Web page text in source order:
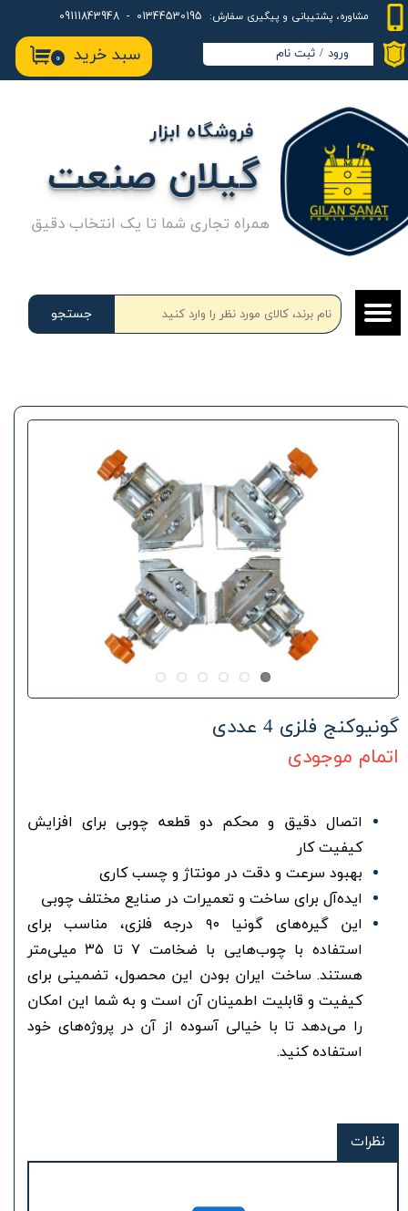
مشاوره، پشتیبانی و پیگیری سفارش:
۰ سبد خرید ورود / ثبت نام
حساب کاربری من
تغییر گذر واژه
سفارشات
خروج از حساب کاربری
جستجو
گیلان صنعت
فروشگاه ابزار
همراه تجاری شما تا یک انتخاب دقیق
گونیوکنج فلزی 4 عددی
اتمام موجودی
اتصال دقیق و محکم دو قطعه چوبی برای افزایش
کیفیت کار
بهبود سرعت و دقت در مونتاژ و چسب کاری
ایده‌آل برای ساخت و تعمیرات در صنایع مختلف چوبی
این گیره‌های گونیا ۹۰ درجه فلزی، مناسب برای
استفاده با چوب‌هایی با ضخامت ۷ تا ۳۵ میلی‌متر
هستند. ساخت ایران بودن این محصول، تضمینی برای
کیفیت و قابلیت اطمینان آن است و به شما این امکان
را می‌دهد تا با خیالی آسوده از آن در پروژه‌های خود
استفاده کنید.
نظرات